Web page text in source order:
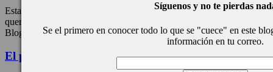
Esta receta es infinita, la podemos hacer con los ingredientes que
queramos, yo la he elaborado con lo ...
Blog Post
El perejil, la hierba reina de los pucheros
Síguenos y no te pierdas
Se el primero en conocer todo lo que se "cuece" en este
información en tu correo.